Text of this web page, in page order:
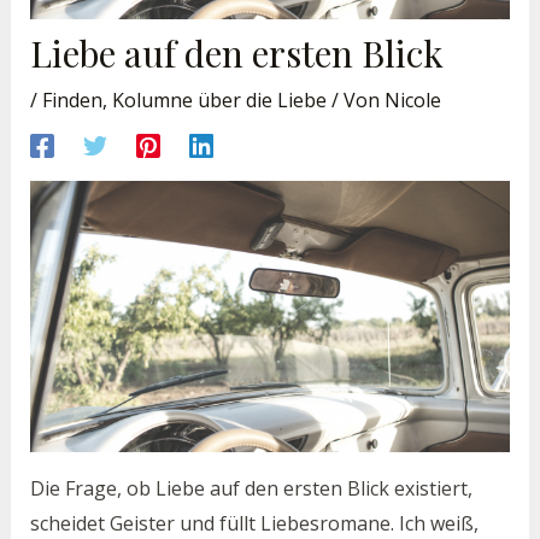
Liebe auf den ersten Blick
/ Finden, Kolumne über die Liebe / Von Nicole
Die Frage, ob Liebe auf den ersten Blick existiert,
scheidet Geister und füllt Liebesromane. Ich weiß,